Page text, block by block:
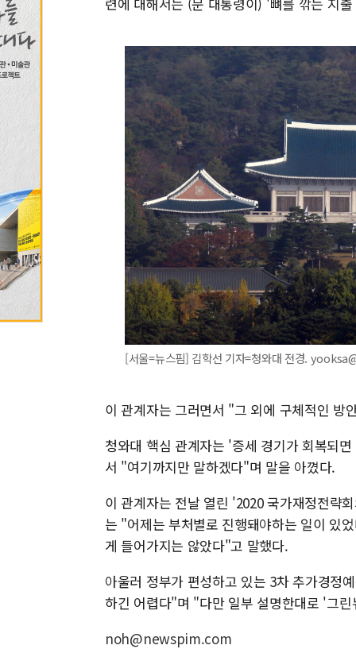
[서울=뉴스핌] 김학선 기자=청와대 전경.
이 관계자는 그러면서 "그 외에 구체적인 방
청와대 핵심 관계자는 '증세 경기가 회복되
서 "여기까지만 말하겠다"며 말을 아꼈다.
이 관계자는 전날 열린 '2020 국가재정전략
는 "어제는 부처별로 진행돼야하는 일이 있
게 들어가지는 않았다"고 말했다.
아울러 정부가 편성하고 있는 3차 추가경정
하긴 어렵다"며 "다만 일부 설명한대로 '그
noh@newspim.com